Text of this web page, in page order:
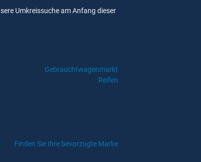
Umkreissuche am Anfang dieser
Gebrauchtwagenmarkt
Reifen
Finden Sie Ihre bevorzugte Marke